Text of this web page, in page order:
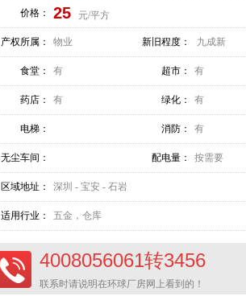
价格： 25 元/平方
产权所属： 物业 新旧程度： 九成新
食堂： 有 超市： 有
药店： 有 绿化： 有
电梯： 消防： 有
无尘车间： 配电量： 按需要
区域地址： 深圳 - 宝安 - 石岩
适用行业： 五金，仓库
4008056061转3456
联系时请说明在环球厂房网上看到的！